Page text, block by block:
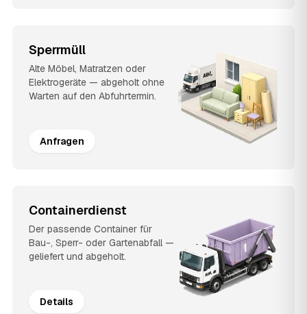
Sperrmüll
Alte Möbel, Matratzen oder
Elektrogeräte — abgeholt ohne
Warten auf den Abfuhrtermin.
Anfragen
Containerdienst
Der passende Container für
Bau-, Sperr- oder Gartenabfall —
geliefert und abgeholt.
Details